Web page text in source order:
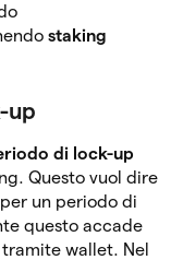
staking
up
di lock-up
Questo vuol dire
un periodo di
questo accade
wallet. Nel